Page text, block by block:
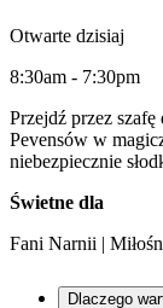
Otwarte dzisiaj
8:30am - 7:30pm
Przejdź przez
Pevensów w
niebezpiecznie
Świetne dla
Fani Narnii |
Dlaczego